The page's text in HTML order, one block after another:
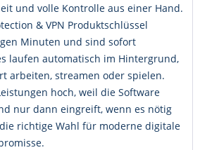
und volle Kontrolle aus einer Hand.
& VPN Produktschlüssel
Minuten und sind sofort
laufen automatisch im Hintergrund,
arbeiten, streamen oder spielen.
hoch, weil die Software
nur dann eingreift, wenn es nötig
richtige Wahl für moderne digitale